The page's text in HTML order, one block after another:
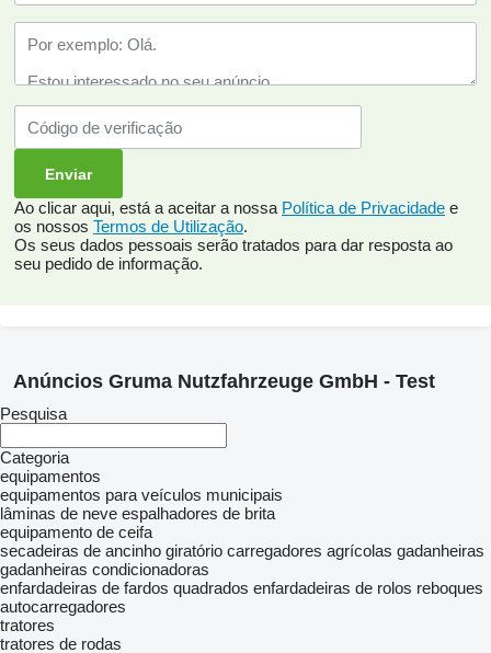
Ao clicar aqui, está a aceitar a nossa Política de Privacidade e
os nossos Termos de Utilização.
Os seus dados pessoais serão tratados para dar resposta ao
seu pedido de informação.
Anúncios Gruma Nutzfahrzeuge GmbH - Test
Pesquisa
Categoria
equipamentos
equipamentos para veículos municipais
lâminas de neve espalhadores de brita
equipamento de ceifa
secadeiras de ancinho giratório carregadores agrícolas gadanheiras
gadanheiras condicionadoras
enfardadeiras de fardos quadrados enfardadeiras de rolos reboques
autocarregadores
tratores
tratores de rodas